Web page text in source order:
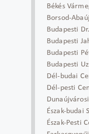
Békés
Borsod-
Budapesti
Budapesti
Budapesti
Budapesti
Dél-budai
Dél-pesti
Észak-budai
Észak-Pesti